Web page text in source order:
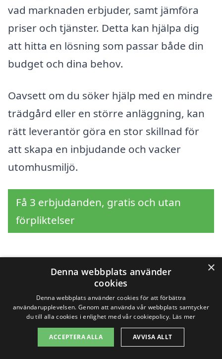
vad marknaden erbjuder, samt jämföra
priser och tjänster. Detta kan hjälpa dig
att hitta en lösning som passar både din
budget och dina behov.
Oavsett om du söker hjälp med en mindre
trädgård eller en större anläggning, kan
rätt leverantör göra en stor skillnad för
att skapa en inbjudande och vacker
utomhusmiljö.
Få 3 erbjudanden, gratis och utan
förpliktelser
Sök efter en
professionell för
trädgårdsskötsel i
andra städer nära
×
Denna webbplats använder
cookies
Denna webbplats använder cookies för att förbättra
användarupplevelsen. Genom att använda vår webbplats samtycker
du till alla cookies i enlighet med vår cookiepolicy. Läs mer
ACCEPTERA ALLA AVVISA ALLT